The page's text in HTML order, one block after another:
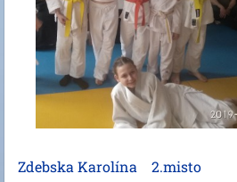
Zdebska Karolína 2.misto